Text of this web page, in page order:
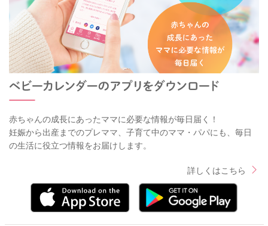
今まで丁寧にされてきたやり方を、無理に一気に変えなくても
大丈夫です。少しずつ家事の負担を軽くしながら、ご家庭に合
った安心できる方法を見つけていけるといいですね。
2026/5/31 0:26
赤ちゃんの成長にあったママに必要な情報が毎日届く！
妊娠から出産までのプレママ、子育て中のママ・パパにも、毎日
の生活に役立つ情報をお届けします。
詳しくはこちら